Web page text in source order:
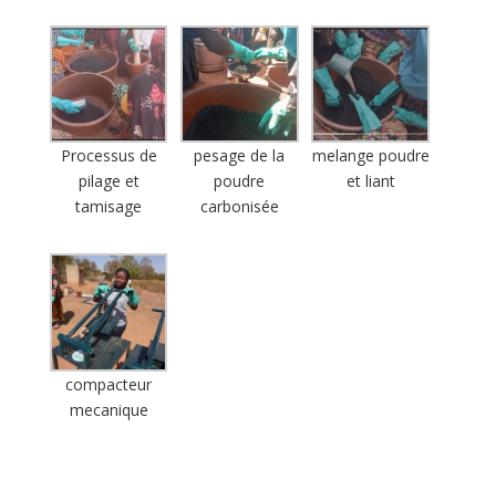
Processus de
pilage et
tamisage
pesage de la
poudre
carbonisée
melange poudre
et liant
compacteur
mecanique